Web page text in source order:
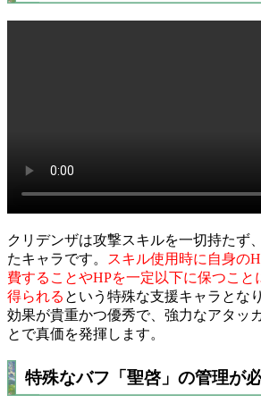
クリデンザは攻撃スキルを一切持たず
たキャラです。
スキル使用時に自身の
費することやHPを一定以下に保つこと
得られる という特殊な支援キャラとな
効果が貴重かつ優秀で、強力なアタッ
とで真価を発揮します。
特殊なバフ「聖啓」の管理が